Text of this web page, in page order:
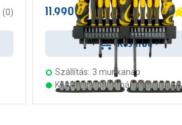
(0) 11.990 Ft / darab
Kosárba
Szállítás: 3 munkanap
Készleten 21 áruházban